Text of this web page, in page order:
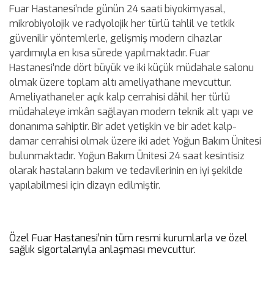
Fuar Hastanesi’nde günün 24 saati biyokimyasal,
mikrobiyolojik ve radyolojik her türlü tahlil ve tetkik
güvenilir yöntemlerle, gelişmiş modern cihazlar
yardımıyla en kısa sürede yapılmaktadır. Fuar
Hastanesi’nde dört büyük ve iki küçük müdahale salonu
olmak üzere toplam altı ameliyathane mevcuttur.
Ameliyathaneler açık kalp cerrahisi dâhil her türlü
müdahaleye imkân sağlayan modern teknik alt yapı ve
donanıma sahiptir. Bir adet yetişkin ve bir adet kalp-
damar cerrahisi olmak üzere iki adet Yoğun Bakım Ünitesi
bulunmaktadır. Yoğun Bakım Ünitesi 24 saat kesintisiz
olarak hastaların bakım ve tedavilerinin en iyi şekilde
yapılabilmesi için dizayn edilmiştir.
Özel Fuar Hastanesi’nin tüm resmi kurumlarla ve özel
sağlık sigortalarıyla anlaşması mevcuttur.